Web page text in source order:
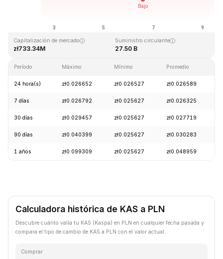
Capitalización de mercado
zł733.34M
Suministro circulante
27.50 B
Período Máximo Mínimo Promedio
24 hora(s) zł0.026652 zł0.026527 zł0.026589
7 días zł0.026792 zł0.025627 zł0.026325
30 días zł0.029457 zł0.025627 zł0.027719
90 días zł0.040399 zł0.025627 zł0.030283
1 años zł0.099309 zł0.025627 zł0.048959
Calculadora histórica de KAS a PLN
Descubre cuánto valía tu KAS (Kaspa) en PLN en cualquier fecha pasada y
compara el tipo de cambio de KAS a PLN con el valor actual.
Comprar